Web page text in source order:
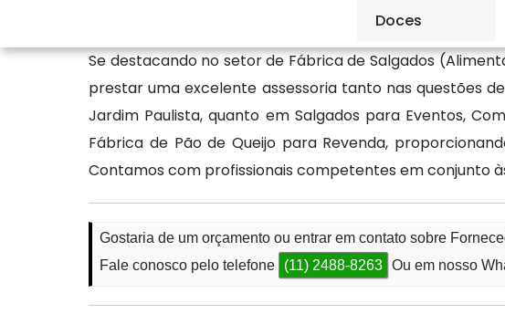
Doces
Se destacando no setor de Fábrica de Salgados
prestar uma excelente assessoria tanto nas questões
Jardim Paulista, quanto em Salgados para Eventos,
Fábrica de Pão de Queijo para Revenda,
Contamos com profissionais competentes em conjunto
Gostaria de um orçamento ou entrar em contato sobre
Fale conosco pelo telefone
(11) 2488-8263 Ou em nosso